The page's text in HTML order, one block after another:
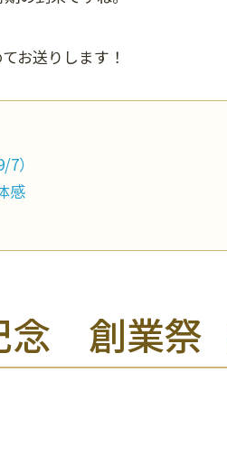
お送りします！
）
感
念 創業祭